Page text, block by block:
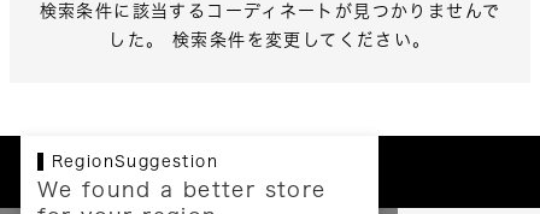
検索条件に該当するコーディネートが見つかりませんで
した。 検索条件を変更してください。
RegionSuggestion
We found a better store